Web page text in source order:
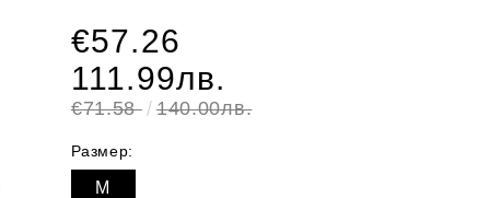
€57.26
111.99лв.
€71.58 140.00лв.
Размер:
M